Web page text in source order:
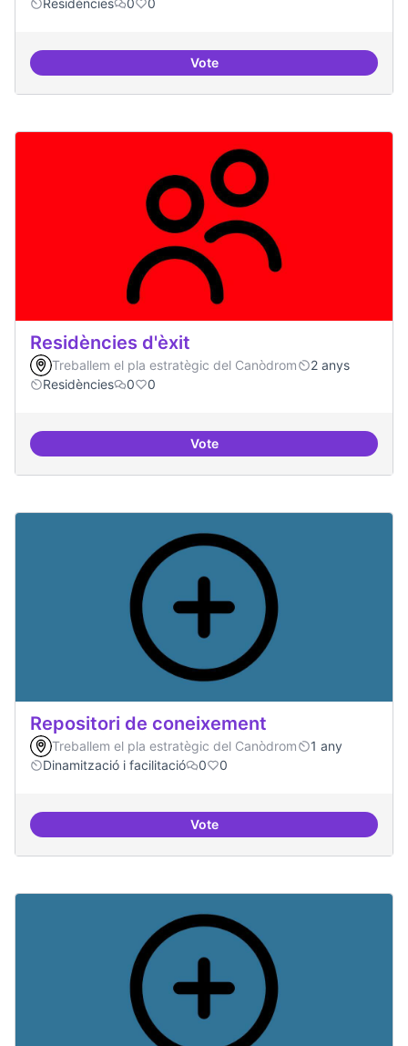
Residències 0 0
VoteResidències i governança
Residències d'èxit
Treballem el pla estratègic del Canòdrom
2 anys
Residències
0 0
VoteResidències d'èxit
Repositori de coneixement
Treballem el pla estratègic del Canòdrom
1 any
Dinamització i facilitació
0 0
VoteRepositori de coneixement